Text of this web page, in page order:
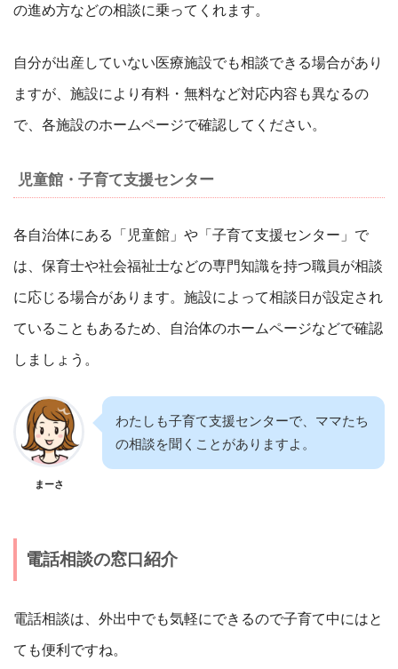
の進め方などの相談に乗ってくれます。
自分が出産していない医療施設でも相談できる場合があり
ますが、施設により有料・無料など対応内容も異なるの
で、各施設のホームページで確認してください。
児童館・子育て支援センター
各自治体にある「児童館」や「子育て支援センター」で
は、保育士や社会福祉士などの専門知識を持つ職員が相談
に応じる場合があります。施設によって相談日が設定され
ていることもあるため、自治体のホームページなどで確認
しましょう。
まーさ
わたしも子育て支援センターで、ママたち
の相談を聞くことがありますよ。
電話相談の窓口紹介
電話相談は、外出中でも気軽にできるので子育て中にはと
ても便利ですね。